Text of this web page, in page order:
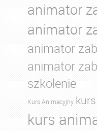
animator
animator
animator
animator
szkolenie
Kurs Animacyjny
kurs